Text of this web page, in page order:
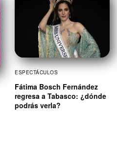
ESPECTÁCULOS
Fátima Bosch Fernández
regresa a Tabasco: ¿dónde
podrás verla?